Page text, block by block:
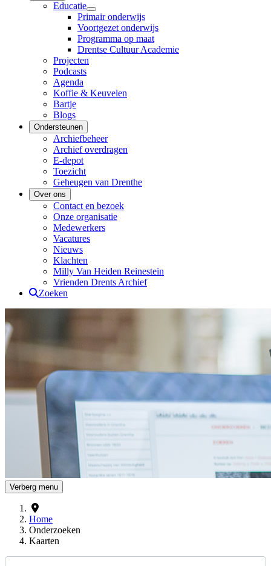
Educatie
Primair onderwijs
Voortgezet onderwijs
Programma op maat
Drentse Cultuur Academie
Projecten
Podcasts
Agenda
Koffie & Keuvelen
Bartje
Blogs
Ondersteunen
Archiefbeheer
Archief overdragen
E-depot
Toezicht
Geheugen van Drenthe
Over ons
Contact en bezoek
Onze organisatie
Medewerkers
Vacatures
Nieuws
Klachten
Milly Van Heiden Reinestein
Vrienden Drents Archief
Zoeken
Drents Archief
Verberg menu
Home
Onderzoeken
Kaarten